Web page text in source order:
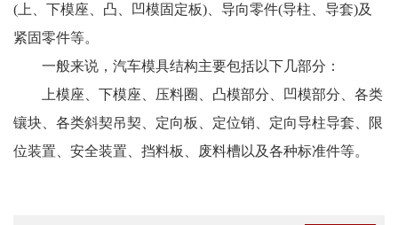
(上、下模座、凸、凹模固定板)、导向零件(导柱、导套)及
紧固零件等。
一般来说，汽车模具结构主要包括以下几部分：
上模座、下模座、压料圈、凸模部分、凹模部分、各类
镶块、各类斜契吊契、定向板、定位销、定向导柱导套、限
位装置、安全装置、挡料板、废料槽以及各种标准件等。